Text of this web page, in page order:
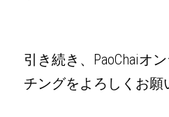
引き続き、PaoChaiオ
チングをよろしくお願